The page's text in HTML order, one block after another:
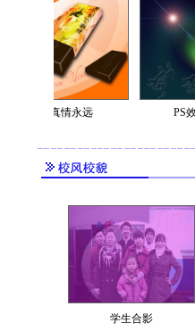
真情永远 PS效果图
学生合影